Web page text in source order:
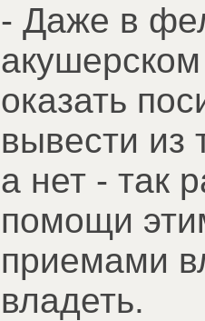
- Даже в
акушерском
оказать
вывести из
а нет - так
помощи
приемами
владеть.